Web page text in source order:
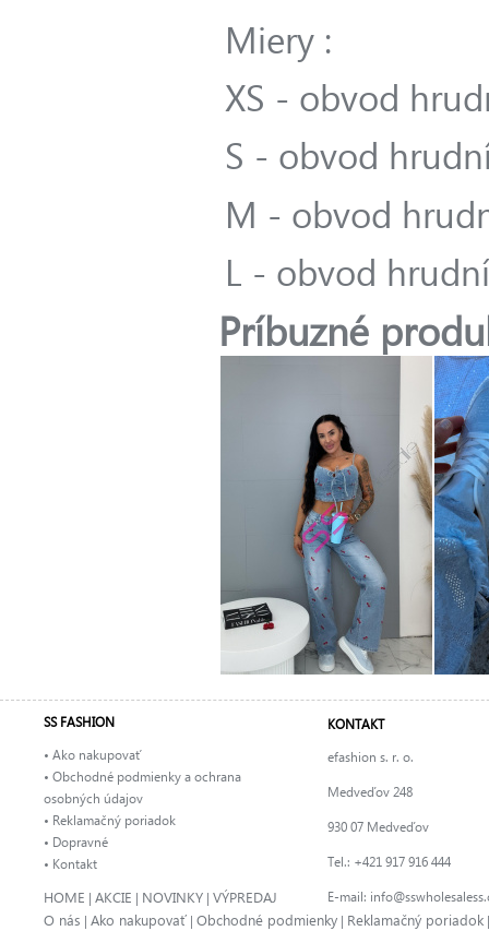
Miery :
XS - obvod
S - obvod
M - obvod
L - obvod
Príbuzné
SS FASHION
• Ako nakupovať
• Obchodné podmienky a ochrana
osobných údajov
• Reklamačný poriadok
• Dopravné
• Kontakt
KONTAKT
efashion s. r. o.
Medveďov 248
930 07 Medveďov
Tel.: +421 917 916 444
E-mail:
HOME | AKCIE | NOVINKY | VÝPREDAJ
O nás | Ako nakupovať | Obchodné podmienky | Reklamačný poriadok